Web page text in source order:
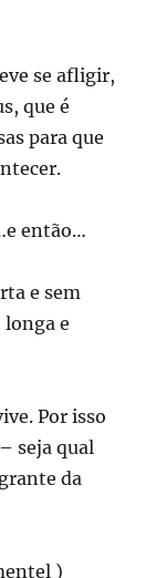
se afligir,
que é
para que
então…
e sem
longa e
Por isso
seja qual
da
)